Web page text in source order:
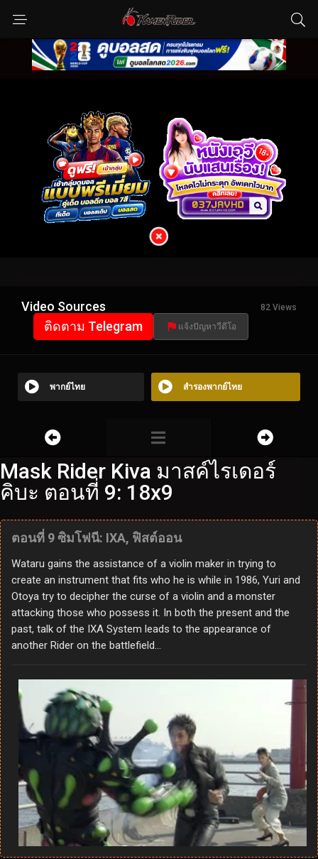
Video Sources 82 Views
ติดตาม Telegram แจ้งปัญหาวีดีโอ
พากย์ไทย สำรองพากย์ไทย
Mask Rider Kiva มาสค์ไรเดอร์
คิบะ ตอนที่ 9: 18x9
ตอนที่ 9 ซิมโฟนี: IXA, ฟิสต์ออน
Wataru gains the assistance of a violin maker in trying to
create an instrument that fits who he is while in 1986, Yuri and
Otoya try to decipher the curse of a violin and a monster
attacking those who possess it. In both the present and the
past, talk of the IXA System leads to the appearance of
another Rider on the battlefield…